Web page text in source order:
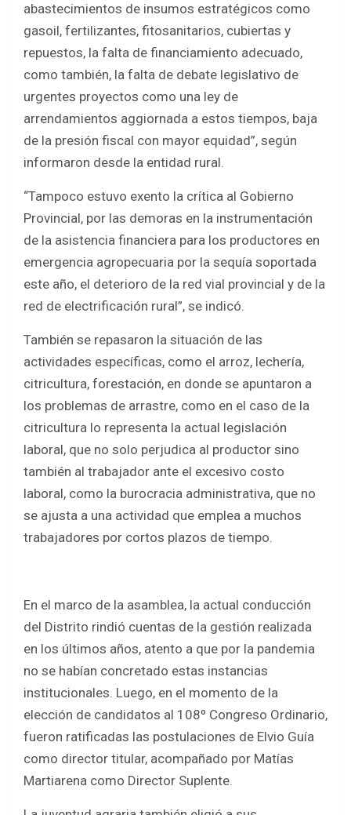
abastecimientos de insumos estratégicos como
gasoil, fertilizantes, fitosanitarios, cubiertas y
repuestos, la falta de financiamiento adecuado,
como también, la falta de debate legislativo de
urgentes proyectos como una ley de
arrendamientos aggiornada a estos tiempos, baja
de la presión fiscal con mayor equidad”, según
informaron desde la entidad rural.
“Tampoco estuvo exento la crítica al Gobierno
Provincial, por las demoras en la instrumentación
de la asistencia financiera para los productores en
emergencia agropecuaria por la sequía soportada
este año, el deterioro de la red vial provincial y de la
red de electrificación rural”, se indicó.
También se repasaron la situación de las
actividades específicas, como el arroz, lechería,
citricultura, forestación, en donde se apuntaron a
los problemas de arrastre, como en el caso de la
citricultura lo representa la actual legislación
laboral, que no solo perjudica al productor sino
también al trabajador ante el excesivo costo
laboral, como la burocracia administrativa, que no
se ajusta a una actividad que emplea a muchos
trabajadores por cortos plazos de tiempo.
En el marco de la asamblea, la actual conducción
del Distrito rindió cuentas de la gestión realizada
en los últimos años, atento a que por la pandemia
no se habían concretado estas instancias
institucionales. Luego, en el momento de la
elección de candidatos al 108º Congreso Ordinario,
fueron ratificadas las postulaciones de Elvio Guía
como director titular, acompañado por Matías
Martiarena como Director Suplente.